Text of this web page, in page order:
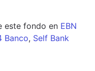
este fondo en EBN
Banco, Self Bank